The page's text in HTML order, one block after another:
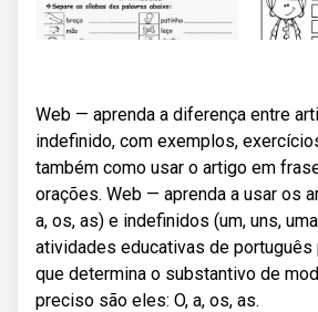
Web — aprenda a diferença entre
indefinido, com exemplos,
também como usar o artigo em
orações. Web — aprenda a usar os
a, os, as) e indefinidos (um, uns,
atividades educativas de português
que determina o substantivo de
preciso são eles: O, a, os, as.